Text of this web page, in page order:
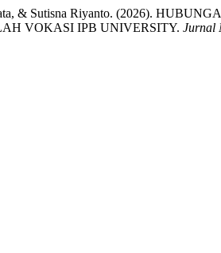
& Sutisna Riyanto. (2026).
VOKASI IPB UNIVERSITY. Jurnal